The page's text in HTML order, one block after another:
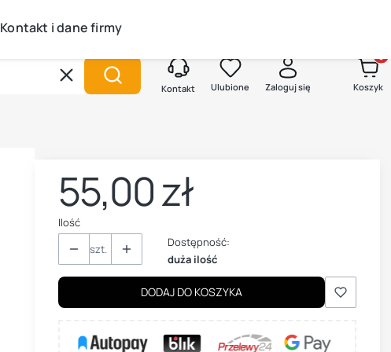
Wyczyść Szukaj Kontakt Ulubione Zaloguj się Koszyk
Kontakt i dane firmy
Cena
55,00 zł
Ilość
szt.
Dostępność:
duża ilość
DODAJ DO KOSZYKA